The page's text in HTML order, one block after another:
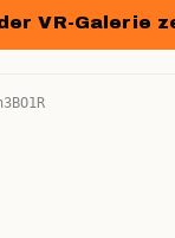
VR-Galerie